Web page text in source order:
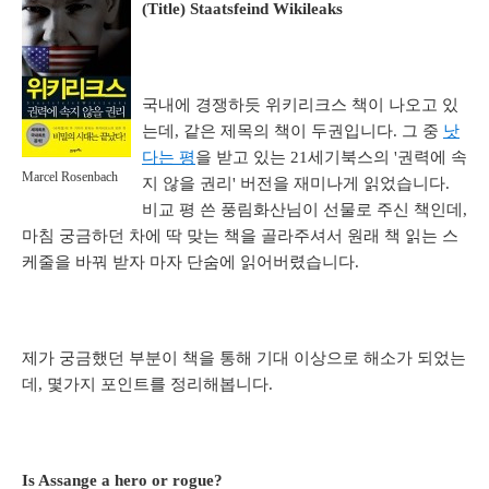
Marcel Rosenbach
(Title) Staatsfeind Wikileaks
국내에 경쟁하듯 위키리크스 책이 나오고 있
는데, 같은 제목의 책이 두권입니다. 그 중 낫
다는 평을 받고 있는 21세기북스의 '권력에 속
지 않을 권리' 버전을 재미나게 읽었습니다.
비교 평 쓴 풍림화산님이 선물로 주신 책인데,
마침 궁금하던 차에 딱 맞는 책을 골라주셔서 원래 책 읽는 스
케줄을 바꿔 받자 마자 단숨에 읽어버렸습니다.
제가 궁금했던 부분이 책을 통해 기대 이상으로 해소가 되었는
데, 몇가지 포인트를 정리해봅니다.
Is Assange a hero or rogue?